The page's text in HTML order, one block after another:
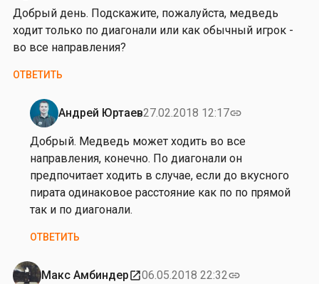
н
а
С
т
п
а
ч
у
к
Добрый день. Подскажите, пожалуйста, медведь
ходит только по диагонали или как обычный игрок -
во все направления?
ОТВЕТИТЬ
Андрей Юртаев27.02.2018 12:17link
Ответ
на
от
А
н
а
т
с
Добрый. Медведь может ходить во все
направления, конечно. По диагонали он
предпочитает ходить в случае, если до вкусного
пирата одинаковое расстояние как по по прямой
так и по диагонали.
ОТВЕТИТЬ
Макс Амбиндерopen_in_new06.05.2018 22:32link